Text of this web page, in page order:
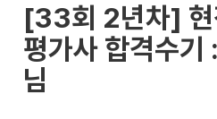
[33회 2년차] 현
평가사 합격수기
님